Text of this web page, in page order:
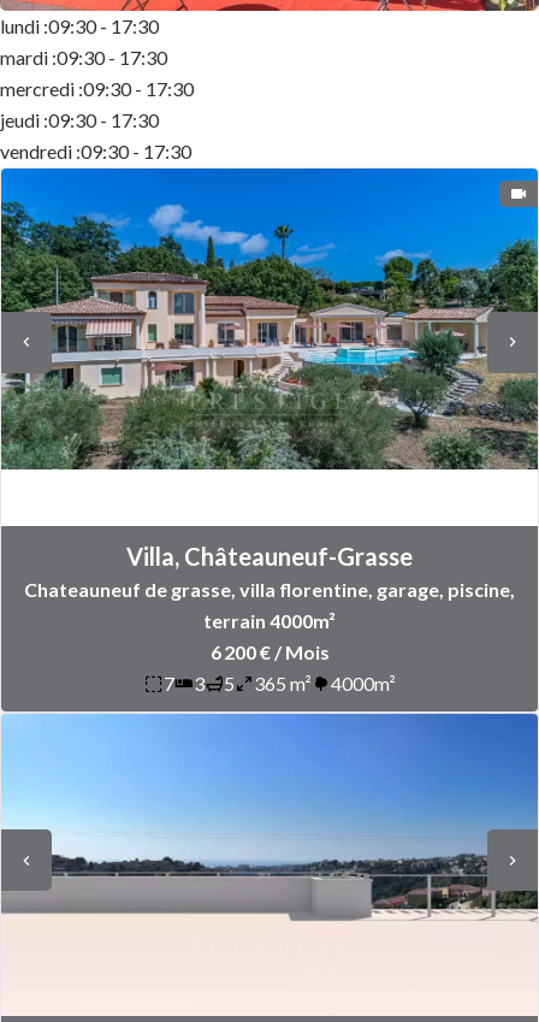
lundi :09:30 - 17:30
mardi :09:30 - 17:30
mercredi :09:30 - 17:30
jeudi :09:30 - 17:30
vendredi :09:30 - 17:30
Villa, Châteauneuf-Grasse
Chateauneuf de grasse, villa florentine, garage, piscine,
terrain 4000m²
6 200 € / Mois
7
3 5 365 m² 4000m²